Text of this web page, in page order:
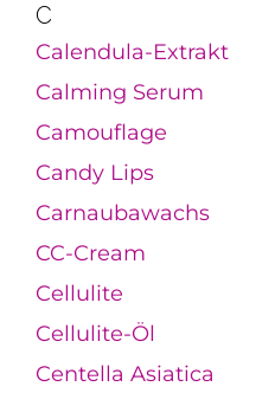
C
Calendula-Extrakt
Calming Serum
Camouflage
Candy Lips
Carnaubawachs
CC-Cream
Cellulite
Cellulite-Öl
Centella Asiatica